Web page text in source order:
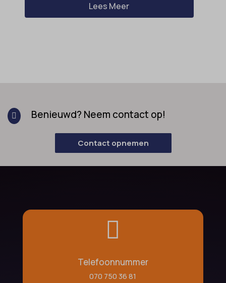
Lees Meer
 Benieuwd? Neem contact op!
Contact opnemen

Telefoonnummer
070 750 36 81